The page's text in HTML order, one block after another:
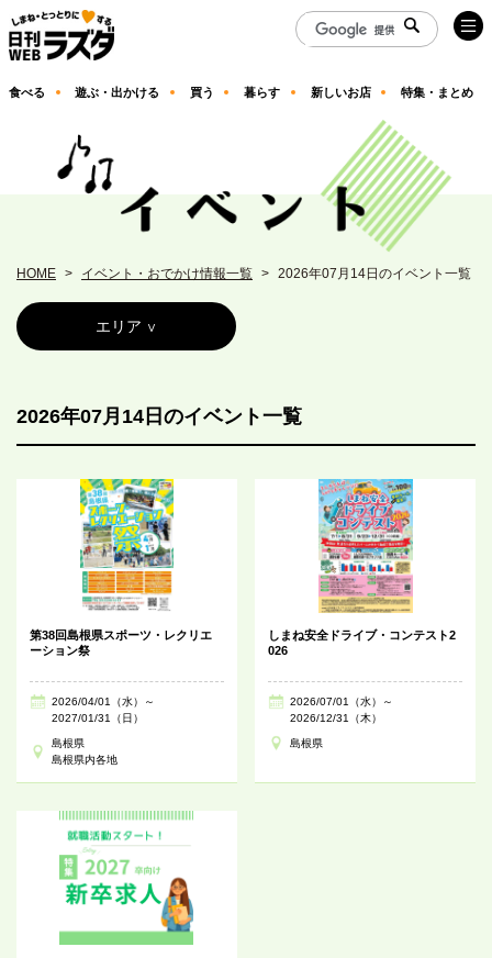
食べる 遊ぶ・出かける 買う 暮らす 新しいお店 特集・まとめ
HOME イベント・おでかけ情報一覧 2026年07月14日のイベント一覧
エリア
2026年07月14日のイベント一覧
第38回島根県スポーツ・レクリエ
ーション祭
2026/04/01（水）～
2027/01/31（日）
島根県
島根県内各地
しまね安全ドライブ・コンテスト2
026
2026/07/01（水）～
2026/12/31（木）
島根県